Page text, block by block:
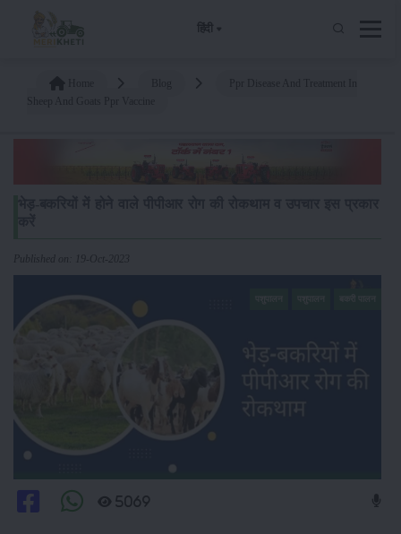
हिंदी
Published on: 19-Oct-2023
5069